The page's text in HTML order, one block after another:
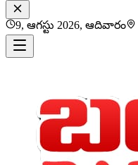
9, ఆగస్టు 2026, ఆదివారం